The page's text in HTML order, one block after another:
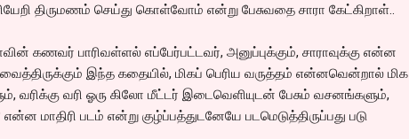
திருமணம் செய்து கொள்வோம் என்று பேசுவதை சாரா கேட்கிறாள்..
கணவர் பாரிவள்ளல் எப்பேர்பட்டவர், அனுப்புக்கும், சாராவுக்கு என்ன
வைத்திருக்கும் இந்த கதையில், மிகப் பெரிய வருத்தம் என்னவென்றால் மிக
வரிக்கு வரி ஓரு கிலோ மீட்டர் இடைவெளியுடன் பேசும் வசனங்களும்,
மாதிரி படம் என்று குழ்ப்பத்துடனேயே படமெடுத்திருப்பது படு